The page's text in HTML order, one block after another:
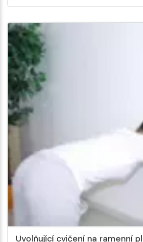
Uvolňující cvičení na ramenní